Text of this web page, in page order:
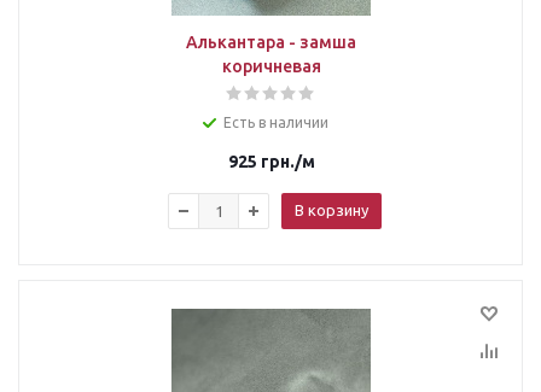
Алькантара - замша
коричневая
Есть в наличии
925 грн./м
В корзину